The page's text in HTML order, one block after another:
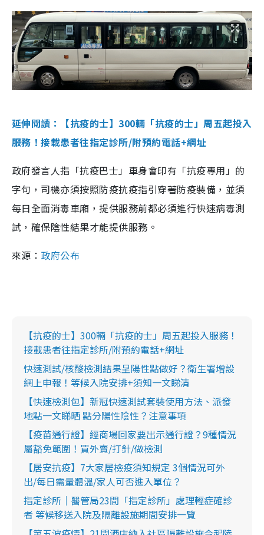
延伸閱讀：【抗疫的士】300輛「抗疫的士」周五起投入
服務！接載患者往指定診所/附預約電話+網址
政府發言人指「抗疫巴士」車身會印有「抗疫專用」的
字句，司機亦須按照防疫抗疫指引穿著防疫裝備，並須
每日全面消毒車廂，提供服務前都必須進行快速病毒測
試，確保陰性結果才能提供服務。
來源： 政府公布
【抗疫的士】300輛「抗疫的士」周五起投入服務！
接載患者往指定診所/附預約電話+網址
快速測試/核酸檢測結果呈陽性點做好？衛生署增設
網上申報！等候入院安排+須知一文睇清
【快速檢測包】新冠快速測試套裝使用方法、派發
地點一文睇晒 點分陽性陰性？注意事項
【疫苗通行證】經商場回家要出示通行證？9種情況
屬豁免範圍！買外賣/打針/做檢測
【居安抗疫】7大家居檢疫須知規定 3個情況可外
出/每日需量體溫/家人可否進入單位？
指定診所｜醫管局23間「指定診所」處理輕症確診
者 等候移送入院及隔離設施期間安排一覽